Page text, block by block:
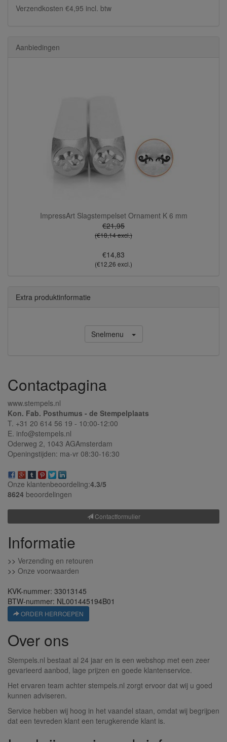
Verzendkosten €4,95 incl. btw
Aanbiedingen
ImpressArt Slagstempelset Ornament K 6 mm
€21,95
(€18,14 excl.)
€14,83
(€12,26 excl.)
Extra produktinformatie
Snelmenu
Contactpagina
www.stempels.nl
Kon. Fab. Posthumus - de Stempelplaats
T. +31 20 614 56 19 - 10:00-12:00
E. info@stempels.nl
Oderweg 2, 1043 AGAmsterdam
Openingstijden: ma-vr 08:30-16:30
Onze klantenbeoordeling:4.3/5
8624 beoordelingen
Contactformulier
Informatie
>> Verzending en retouren
>> Onze voorwaarden
KVK-nummer: 33013145
BTW-nummer: NL001445194B01
ORDER HERROEPEN
Over ons
Stempels.nl bestaat al 24 jaar en is een webshop met een zeer
gevarieerd aanbod, lage prijzen en goede klantenservice.
Het ervaren team achter stempels.nl zorgt ervoor dat wij u goed
kunnen adviseren.
Service hebben wij hoog in het vaandel staan, omdat wij begrijpen
dat een tevreden klant een terugkerende klant is.